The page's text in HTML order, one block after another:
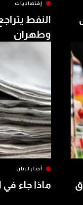
إقتصاديات
النفط
وطهران
أخبار لبنان
ماذا جاء